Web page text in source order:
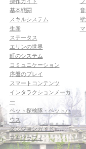
基本戦闘
スキルシステム
生産
ステータス
エリンの世界
町のシステム
コミュニケーション
序盤のプレイ
スマートコンテンツ
インタラクションメーカ
ー
ペット探検隊・ペットハ
ウス
ダンジョンガイド
マギグラフィ